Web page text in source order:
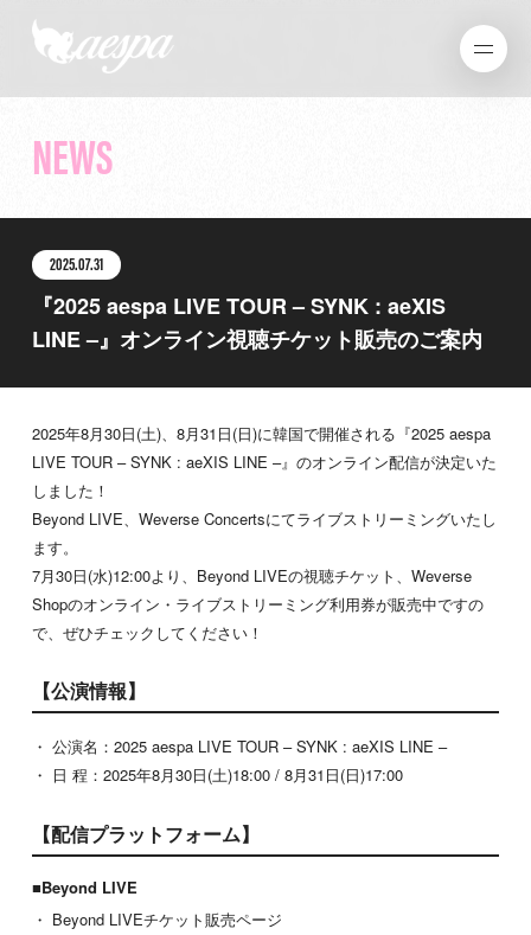
NEWS
2025.07.31
『2025 aespa LIVE TOUR – SYNK : aeXIS
LINE –』オンライン視聴チケット販売のご案内
2025年8月30日(土)、8月31日(日)に韓国で開催される『2025 aespa
LIVE TOUR – SYNK : aeXIS LINE –』のオンライン配信が決定いた
しました！
Beyond LIVE、Weverse Concertsにてライブストリーミングいたし
ます。
7月30日(水)12:00より、Beyond LIVEの視聴チケット、Weverse
Shopのオンライン・ライブストリーミング利用券が販売中ですの
で、ぜひチェックしてください！
【公演情報】
・ 公演名：2025 aespa LIVE TOUR – SYNK : aeXIS LINE –
・ 日 程：2025年8月30日(土)18:00 / 8月31日(日)17:00
【配信プラットフォーム】
■Beyond LIVE
・ Beyond LIVEチケット販売ページ